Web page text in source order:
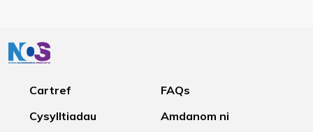
Cartref
FAQs
Cysylltiadau
Amdanom ni